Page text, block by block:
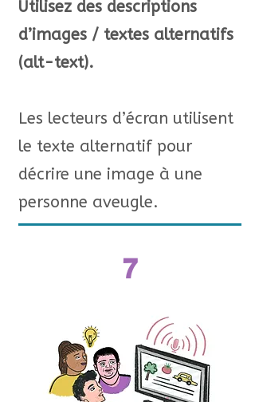
Utilisez des descriptions
d’images / textes alternatifs
(alt-text).
Les lecteurs d’écran utilisent
le texte alternatif pour
décrire une image à une
personne aveugle.
7